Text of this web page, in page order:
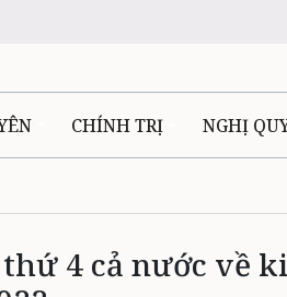
CHÍNH TRỊ NGHỊ
4 cả nước về